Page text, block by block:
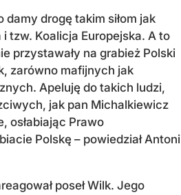
damy drogę takim siłom jak
tzw. Koalicja Europejska. A to
przystawały na grabież Polski
zarówno mafijnych jak
Apeluję do takich ludzi,
jak pan Michalkiewicz
osłabiając Prawo
Polskę – powiedział Antoni
poseł Wilk. Jego